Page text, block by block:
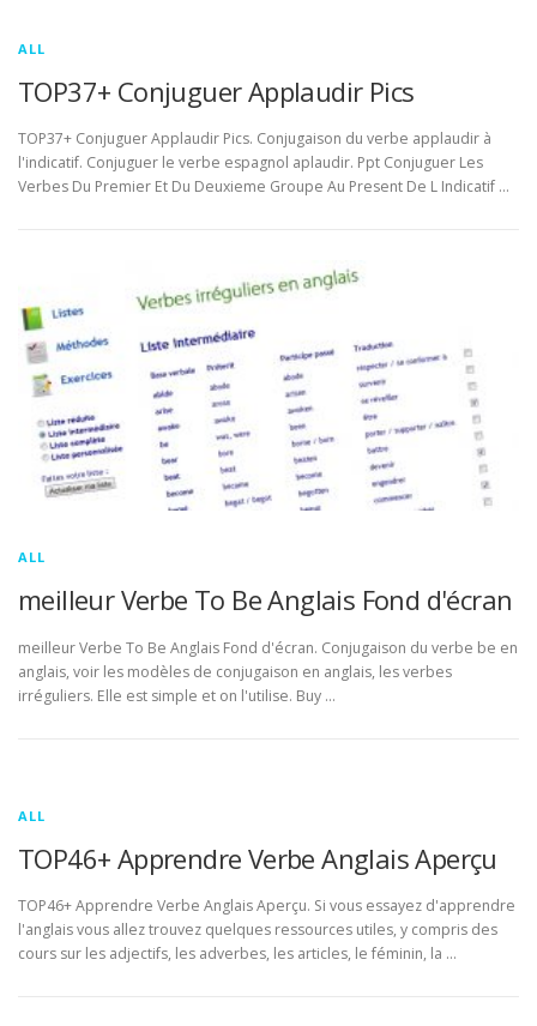
ALL
TOP37+ Conjuguer Applaudir Pics
TOP37+ Conjuguer Applaudir Pics. Conjugaison du verbe applaudir à
l'indicatif. Conjuguer le verbe espagnol aplaudir. Ppt Conjuguer Les
Verbes Du Premier Et Du Deuxieme Groupe Au Present De L Indicatif …
ALL
meilleur Verbe To Be Anglais Fond d'écran
meilleur Verbe To Be Anglais Fond d'écran. Conjugaison du verbe be en
anglais, voir les modèles de conjugaison en anglais, les verbes
irréguliers. Elle est simple et on l'utilise. Buy …
ALL
TOP46+ Apprendre Verbe Anglais Aperçu
TOP46+ Apprendre Verbe Anglais Aperçu. Si vous essayez d'apprendre
l'anglais vous allez trouvez quelques ressources utiles, y compris des
cours sur les adjectifs, les adverbes, les articles, le féminin, la …